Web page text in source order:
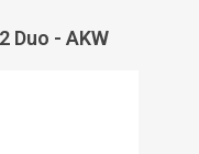
Duo - AKW